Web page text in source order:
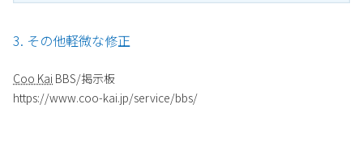
3. その他軽微な修正
Coo Kai BBS/掲示板
https://www.coo-kai.jp/service/bbs/